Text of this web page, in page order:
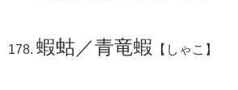
蝦蛄／青竜蝦 【しゃこ】